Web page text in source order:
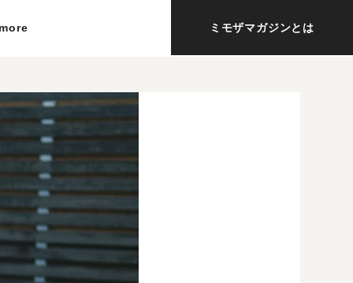
ミモザマガジンとは